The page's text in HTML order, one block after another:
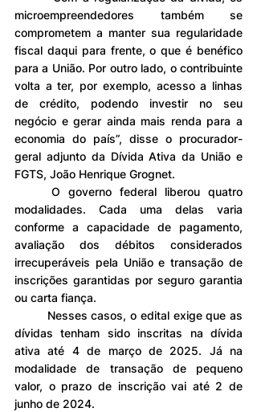
microempreendedores também se
comprometem a manter sua regularidade
fiscal daqui para frente, o que é benéfico
para a União. Por outro lado, o contribuinte
volta a ter, por exemplo, acesso a linhas
de crédito, podendo investir no seu
negócio e gerar ainda mais renda para a
economia do país”, disse o procurador-
geral adjunto da Dívida Ativa da União e
FGTS, João Henrique Grognet.
modalidades. Cada uma delas varia
conforme a capacidade de pagamento,
avaliação dos débitos considerados
irrecuperáveis pela União e transação de
inscrições garantidas por seguro garantia
ou carta fiança.
dívidas tenham sido inscritas na dívida
ativa até 4 de março de 2025. Já na
modalidade de transação de pequeno
valor, o prazo de inscrição vai até 2 de
junho de 2024.